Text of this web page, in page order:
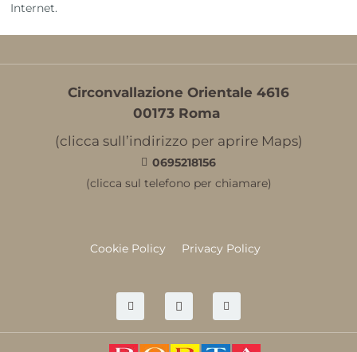
Internet.
Circonvallazione Orientale 4616
00173 Roma
(clicca sull’indirizzo per aprire Maps)
0695218156
(clicca sul telefono per chiamare)
Cookie Policy Privacy Policy